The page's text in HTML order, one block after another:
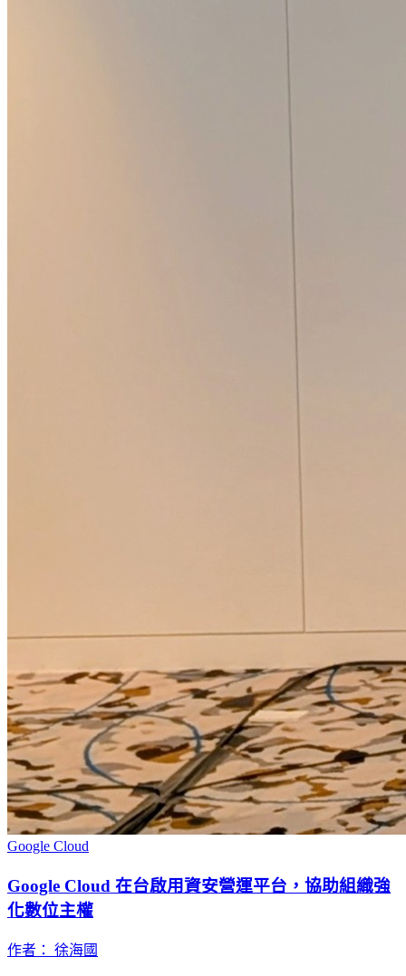
Google Cloud
Google Cloud 在台啟用資安營運平台，協助組織強
化數位主權
作者： 徐海國